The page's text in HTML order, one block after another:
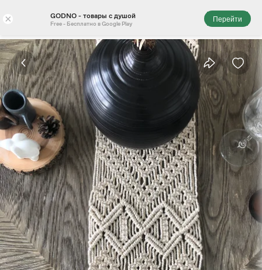
× GODNO - товары с душой
Free - Бесплатно в Google Play
Перейти